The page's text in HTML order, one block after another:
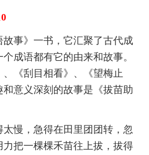
事》一书，它汇聚了古代成
成语都有它的由来和故事。
《刮目相看》、《望梅止
意义深刻的故事是《拔苗助
慢，急得在田里团团转，忽
把一棵棵禾苗往上拔，拔得